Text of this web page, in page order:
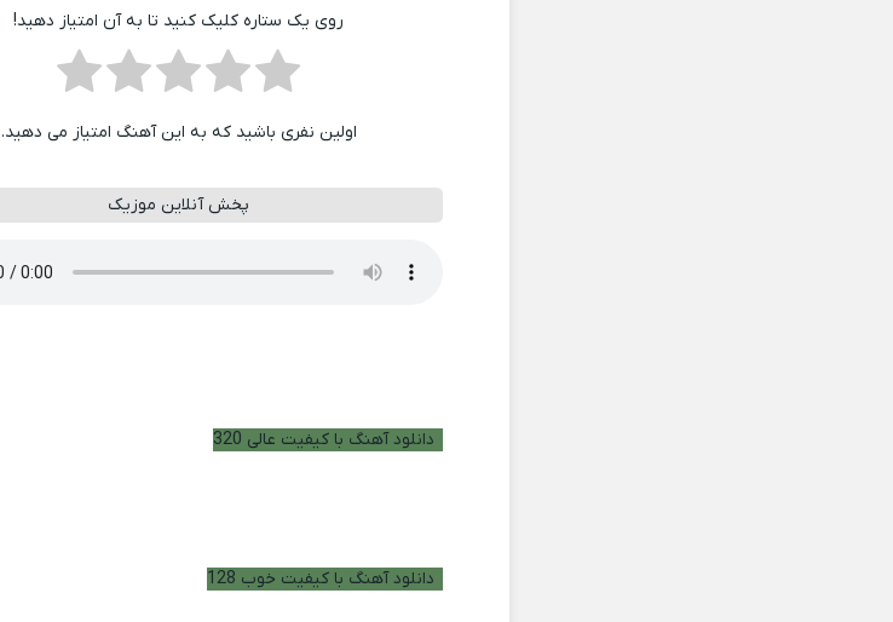
روی یک ستاره کلیک کنید تا به آن امتیاز دهید!
اولین نفری باشید که به این آهنگ امتیاز می دهید.
پخش آنلاین موزیک
دانلود آهنگ با کیفیت عالی 320
دانلود آهنگ با کیفیت خوب 128